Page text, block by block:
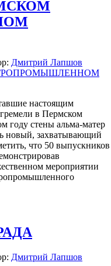
Дмитрий Лапшов
настоящим
в Пермском
году стены альма-матер
новый, захватывающий
что 50 выпускников
мероприятии
Дмитрий Лапшов